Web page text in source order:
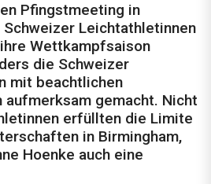
Pfingstmeeting in
Leichtathletinnen
Wettkampfsaison
die Schweizer
mit beachtlichen
aufmerksam gemacht. Nicht
erfüllten die Limite
in Birmingham,
Hoenke auch eine